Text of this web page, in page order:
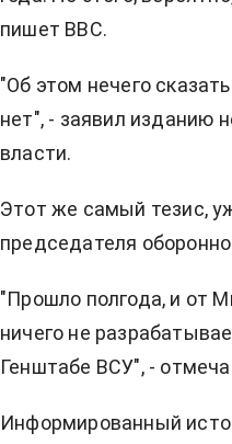
пишет BBC.
"Об этом нечего
нет", - заявил изданию
власти.
Этот же самый тезис,
председателя
"Прошло полгода, и от
ничего не
Генштабе ВСУ", -
Информированный